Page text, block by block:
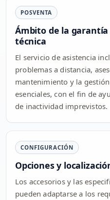
POSVENTA
Ámbito de la
técnica
El servicio de asistencia
problemas a distancia,
mantenimiento y la
esenciales, con el fin de
de inactividad imprevistos.
CONFIGURACIÓN
Opciones y
Los accesorios y las
pueden adaptarse a los